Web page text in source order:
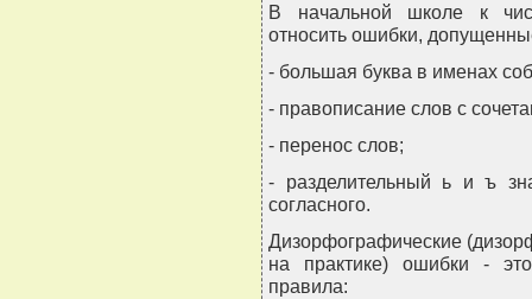
В начальной школе к
относить ошибки,
- большая буква в именах
- правописание слов с
- перенос слов;
- разделительный ь и ъ
согласного.
Дизорфографические
на практике) ошибки -
правила: